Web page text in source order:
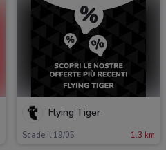
Flying Tiger
Scade il 19/05 1.3 km